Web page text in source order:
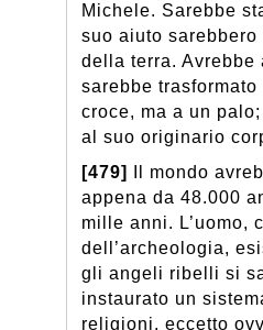
Michele. Sarebbe
suo aiuto
della terra.
sarebbe
croce, ma a un
al suo originario
[479]
Il mondo
appena da 48.000
mille anni. L’uomo,
dell’archeologia,
gli angeli ribelli si
instaurato un
religioni, eccetto